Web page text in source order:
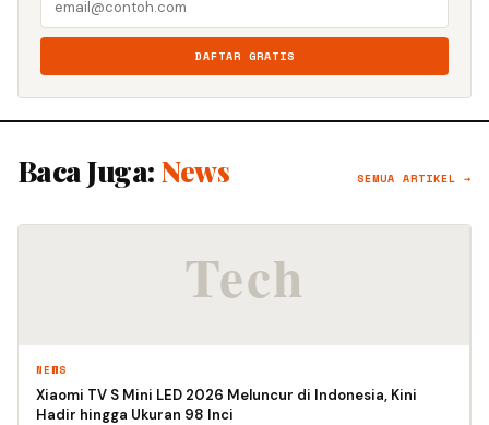
DAFTAR GRATIS
Baca Juga: News SEMUA ARTIKEL →
NEWS
Xiaomi TV S Mini LED 2026 Meluncur di Indonesia, Kini
Hadir hingga Ukuran 98 Inci